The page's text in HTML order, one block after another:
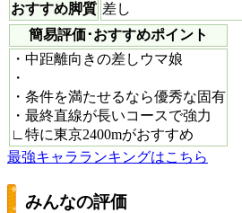
おすすめ脚質 差し
簡易評価･おすすめポイント
・中距離向きの差しウマ娘
・
・条件を満たせるなら優秀な固有
・最終直線が長いコースで強力
∟特に東京2400mがおすすめ
最強キャラランキングはこちら
みんなの評価